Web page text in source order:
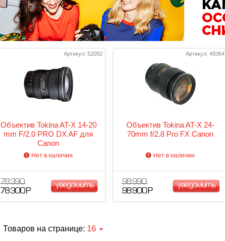
Артикул: 52092
Объектив Tokina AT-X 14-20
mm F/2.0 PRO DX AF для
Canon
Нет в наличии
78 390
78 300 Р
уведомить
Артикул: 49364
Объектив Tokina AT-X 24-
70mm f/2.8 Pro FX Canon
Нет в наличии
98 990
98 900 Р
уведомить
Товаров на странице: 16